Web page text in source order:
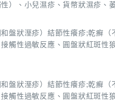
）、小兒濕疹、貨幣狀濕疹、
盤狀溼疹）結節性癢疹;乾癬
觸性過敏反應、圓盤狀紅斑性
盤狀溼疹）結節性癢疹;乾癬
觸性過敏反應、圓盤狀紅斑性